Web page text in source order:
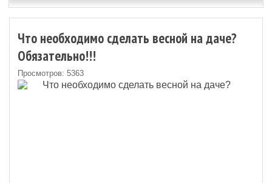
Что необходимо сделать весной на даче?
Обязательно!!!
Просмотров: 5363